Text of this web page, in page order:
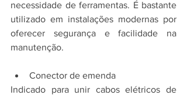
necessidade de ferramentas. É bastante
utilizado em instalações modernas por
oferecer segurança e facilidade na
manutenção.
Conector de emenda
Indicado para unir cabos elétricos de